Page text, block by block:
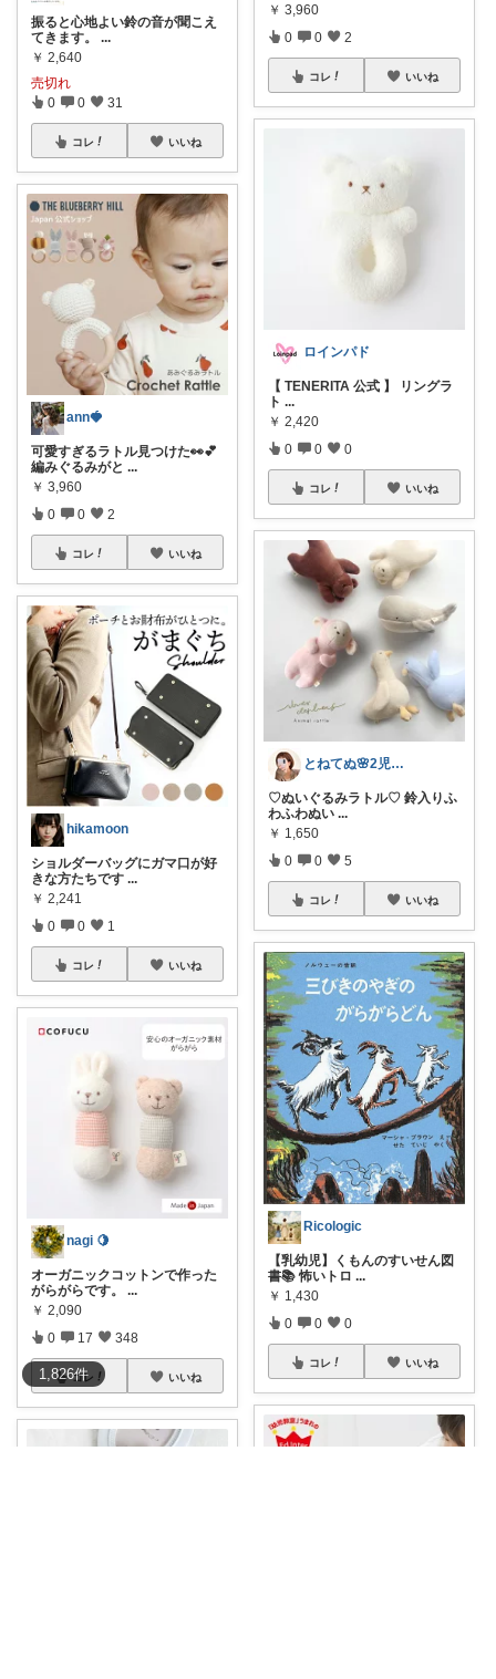
1,826件
振ると心地よい鈴の音が聞こえ
てきます。 ...
￥ 2,640
売切れ
0 0 31
コレ いいね
ann🍓
可愛すぎるラトル見つけた👀💕
編みぐるみがと ...
￥ 3,960
0 0 2
コレ いいね
hikamoon
ショルダーバッグにガマ口が好
きな方たちです ...
￥ 2,241
0 0 1
コレ いいね
nagi 🍋
オーガニックコットンで作った
がらがらです。
...
￥ 2,090
0 17 348
コレ いいね
￥ 3,960
0 0 2
コレ いいね
ロインパド
【 TENERITA 公式 】 リングラ
ト ...
￥ 2,420
0 0 0
コレ いいね
とねてぬ🌸2児ママ✿毎日をラク&快適に
♡ぬいぐるみラトル♡ 鈴入りふ
わふわぬい ...
￥ 1,650
0 0 5
コレ いいね
Ricologic
【乳幼児】くもんのすいせん図
書📚 怖いトロ ...
￥ 1,430
0 0 0
コレ いいね